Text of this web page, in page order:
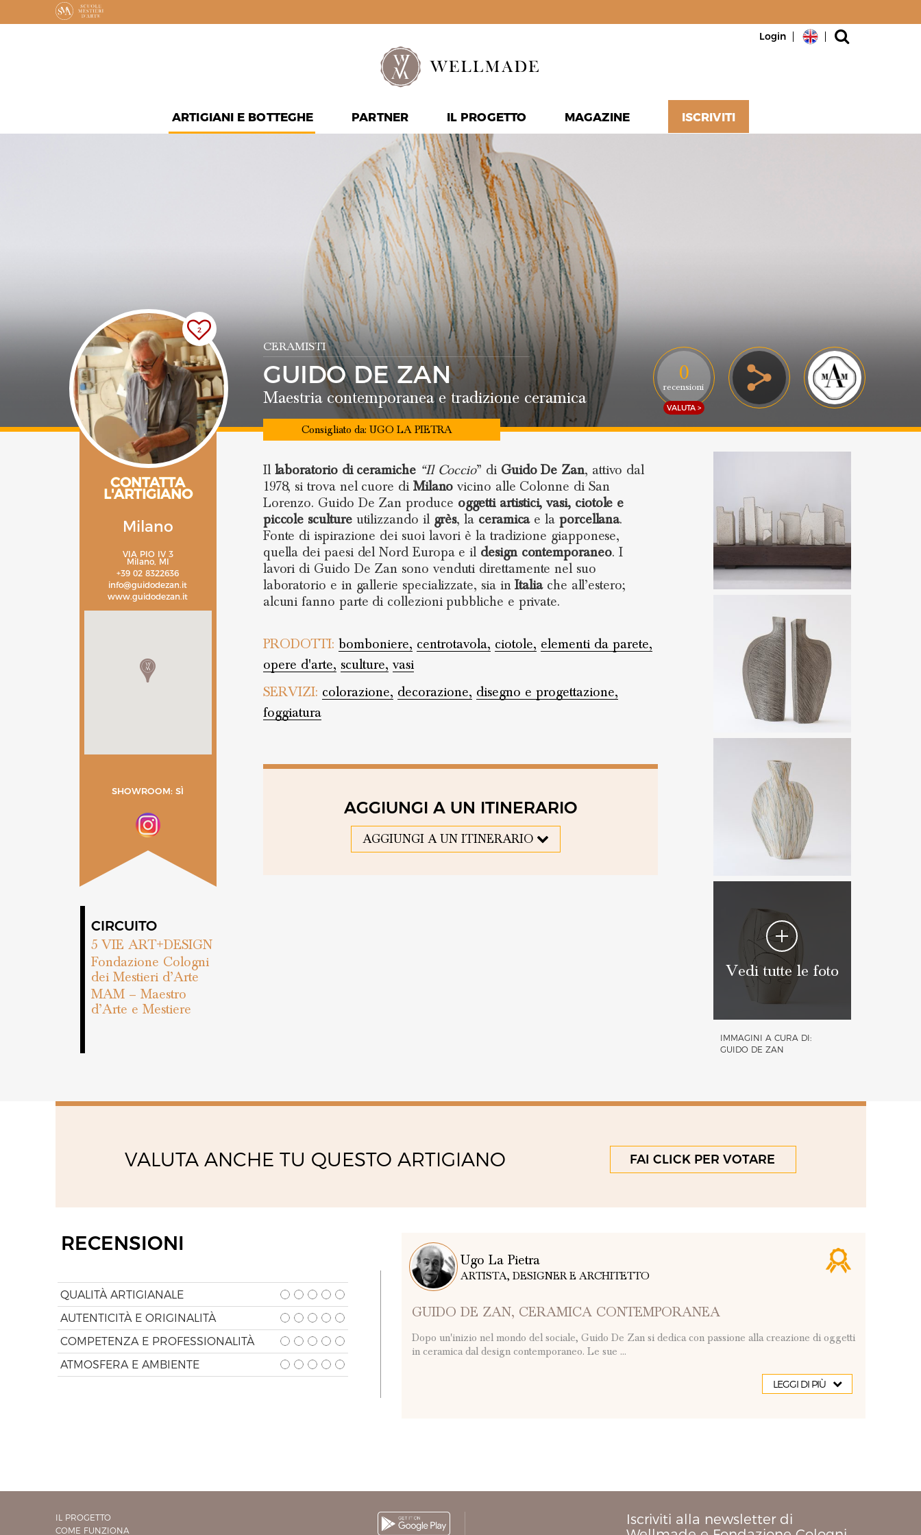
Login
ARTIGIANI E BOTTEGHE PARTNER IL PROGETTO MAGAZINE ISCRIVITI
2
CONTATTA
L'ARTIGIANO
Milano
VIA PIO IV 3
Milano, MI
+39 02 8322636
info@guidodezan.it
www.guidodezan.it
SHOWROOM: SÌ
CIRCUITO
5 VIE ART+DESIGN
Fondazione Cologni
dei Mestieri d’Arte
MAM – Maestro
d’Arte e Mestiere
CERAMISTI
GUIDO DE ZAN
Maestria contemporanea e tradizione ceramica
Consigliato da: UGO LA PIETRA
Il laboratorio di ceramiche “Il Coccio” di Guido De Zan, attivo dal
1978, si trova nel cuore di Milano vicino alle Colonne di San
Lorenzo. Guido De Zan produce oggetti artistici, vasi, ciotole e
piccole scultureutilizzando il grès, la ceramicae la porcellana.
Fonte di ispirazione dei suoi lavori è la tradizione giapponese,
quella dei paesi del Nord Europa e il design contemporaneo. I
lavori di Guido De Zan sono venduti direttamente nel suo
laboratorio e in gallerie specializzate, sia inItaliache all’estero;
alcuni fanno parte di collezioni pubbliche e private.
PRODOTTI: bomboniere, centrotavola, ciotole, elementi da parete,
opere d'arte, sculture, vasi
SERVIZI: colorazione, decorazione, disegno e progettazione,
foggiatura
AGGIUNGI A UN ITINERARIO
AGGIUNGI A UN ITINERARIO
Vedi tutte le foto
IMMAGINI A CURA DI:
GUIDO DE ZAN
0
recensioni
VALUTA >
VALUTA ANCHE TU QUESTO ARTIGIANO FAI CLICK PER VOTARE
RECENSIONI
QUALITÀ ARTIGIANALE
AUTENTICITÀ E ORIGINALITÀ
COMPETENZA E PROFESSIONALITÀ
ATMOSFERA E AMBIENTE
Ugo La Pietra
ARTISTA, DESIGNER E ARCHITETTO
GUIDO DE ZAN, CERAMICA CONTEMPORANEA
Dopo un'inizio nel mondo del sociale, Guido De Zan si dedica con passione alla creazione di oggetti
in ceramica dal design contemporaneo. Le sue ...
LEGGI DI PIÙ
IL PROGETTO
COME FUNZIONA
Iscriviti alla newsletter di